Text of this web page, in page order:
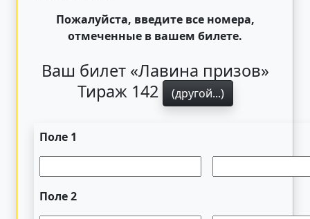
Пожалуйста, введите все номера,
отмеченные в вашем билете.
Ваш билет «Лавина призов»
Тираж 142
(другой...)
Поле 1
Поле 2